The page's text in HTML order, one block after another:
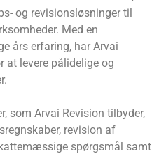
og revisionsløsninger til
Med en
års erfaring, har Arvai
at levere pålidelige og
som Arvai Revision tilbyder,
revision af
spørgsmål samt